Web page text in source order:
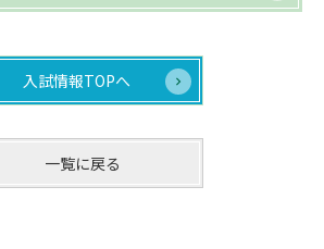
入試情報TOPへ
一覧に戻る